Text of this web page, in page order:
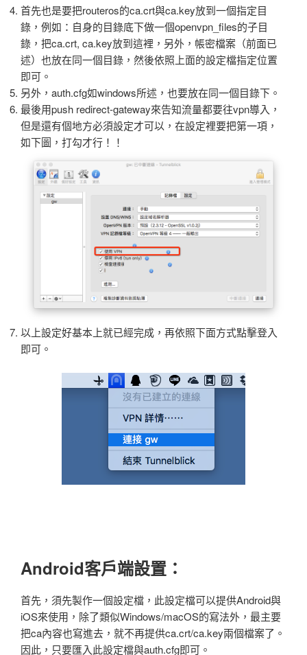
首先也是要把routeros的ca.crt與ca.key放到一個指定目
錄，例如：自身的目錄底下做一個openvpn_files的子目
錄，把ca.crt, ca.key放到這裡，另外，帳密檔案（前面已
述）也放在同一個目錄，然後依照上面的設定檔指定位置
即可。
另外，auth.cfg如windows所述，也要放在同一個目錄下。
最後用push redirect-gateway來告知流量都要往vpn導入，
但是還有個地方必須設定才可以，在設定裡要把第一項，
如下圖，打勾才行！！
以上設定好基本上就已經完成，再依照下面方式點擊登入
即可。
Android客戶端設置：
首先，須先製作一個設定檔，此設定檔可以提供Android與
iOS來使用，除了類似Windows/macOS的寫法外，最主要
把ca內容也寫進去，就不再提供ca.crt/ca.key兩個檔案了。
因此，只要匯入此設定檔與auth.cfg即可。